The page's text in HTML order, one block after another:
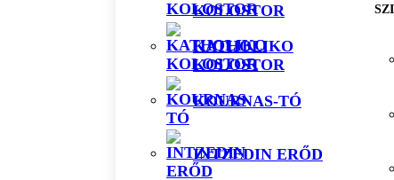
KOLOSTOR
KATHOLIKO
KOLOSTOR
KOURNAS-TÓ
INTZEDIN ERŐD